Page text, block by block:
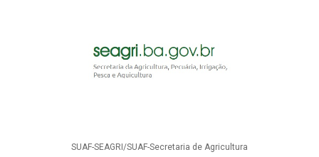
SUAF-SEAGRI/SUAF-Secretaria de Agricultura